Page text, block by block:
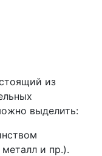
из
выделить:
и пр.).